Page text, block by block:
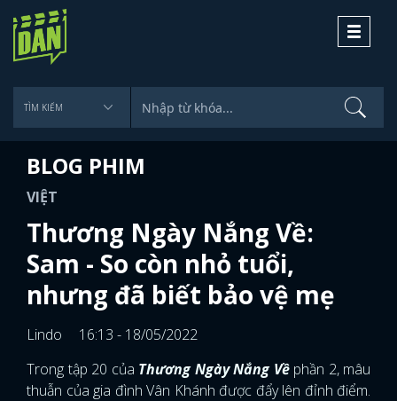
Toggle
BLOG PHIM
VIỆT
Thương Ngày Nắng Về:
Sam - So còn nhỏ tuổi,
nhưng đã biết bảo vệ mẹ
Lindo
16:13 - 18/05/2022
Trong tập 20 của Thương Ngày Nắng Vềphần 2, mâu
thuẫn của gia đình Vân Khánh được đẩy lên đỉnh điểm.